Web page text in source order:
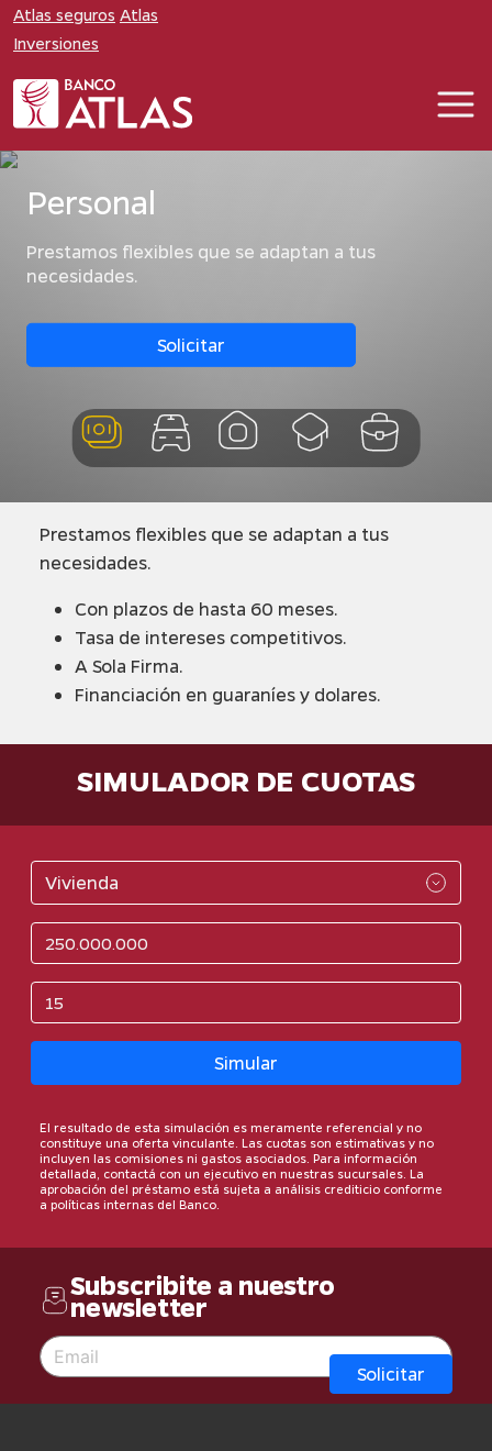
Atlas seguros Atlas
Inversiones
Personal
Prestamos flexibles que se adaptan a tus
necesidades.
Solicitar
Prestamos flexibles que se adaptan a tus
necesidades.
Con plazos de hasta 60 meses.
Tasa de intereses competitivos.
A Sola Firma.
Financiación en guaraníes y dolares.
SIMULADOR DE CUOTAS
Simular
El resultado de esta simulación es meramente referencial y no
constituye una oferta vinculante. Las cuotas son estimativas y no
incluyen las comisiones ni gastos asociados. Para información
detallada, contactá con un ejecutivo en nuestras sucursales. La
aprobación del préstamo está sujeta a análisis crediticio conforme
a políticas internas del Banco.
Subscribite a nuestro
newsletter
Solicitar